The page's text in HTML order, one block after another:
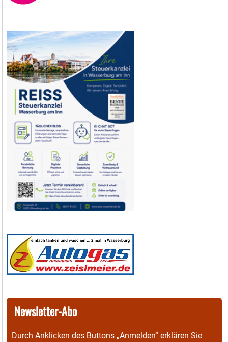
Newsletter-Abo
Durch Anklicken des Buttons „Anmelden“ erklären Sie